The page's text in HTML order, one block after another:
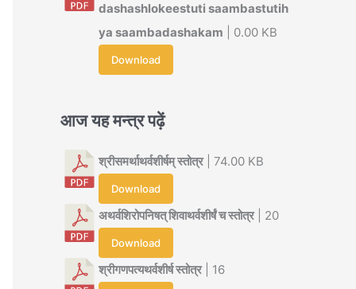
dashashlokeestuti saambastutih
ya saambadashakam | 0.00 KB
Download
आज यह मन्त्र पढ़ें
श्रीसमर्थाथर्वशीर्षम् स्तोत्र| 74.00 KB
Download
अथर्वशिरोपनिषत् शिवाथर्वशीर्षं च स्तोत्र| 20
Download
श्रीगणपत्यथर्वशीर्ष स्तोत्र| 16